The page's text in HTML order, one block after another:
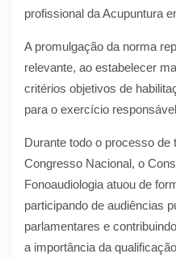
profissional da Acupuntura
A promulgação da norma
relevante, ao estabelecer
critérios objetivos de
para o exercício
Durante todo o processo de
Congresso Nacional, o
Fonoaudiologia atuou de
participando de audiências
parlamentares e
a importância da